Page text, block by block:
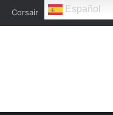
Corsair Español